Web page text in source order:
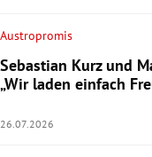
Austropromis
Sebastian Kurz und
„Wir laden einfach
26.07.2026